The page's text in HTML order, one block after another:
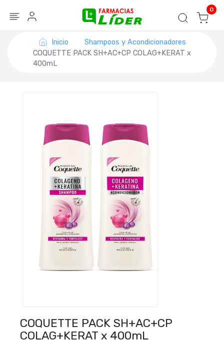
Seguir mi pedido 0
Inicio
Shampoos y Acondicionadores
COQUETTE PACK SH+AC+CP COLAG+KERAT x
400mL
COQUETTE PACK SH+AC+CP
COLAG+KERAT x 400mL